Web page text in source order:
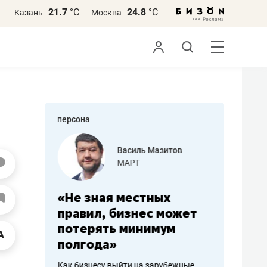
Казань 21.7 °С Москва 24.8 °С
персона
работа
Василь Мазитов
МАРТ
«Не зная местных
правил, бизнес может
потерять минимум
полгода»